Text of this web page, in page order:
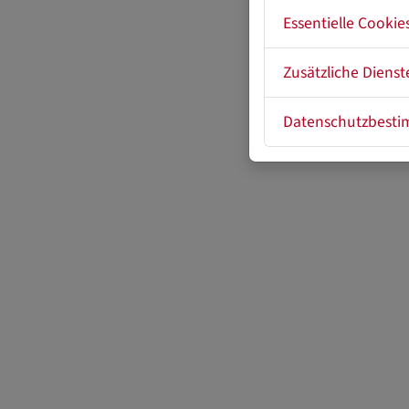
Essentielle
Zusätzliche